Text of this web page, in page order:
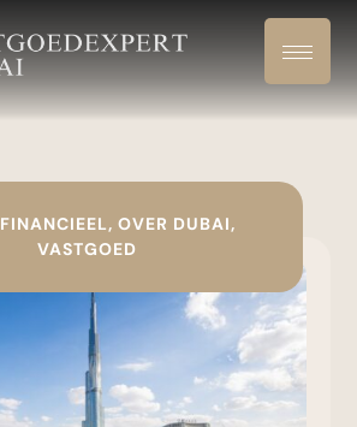
FINANCIEEL, OVER DUBAI,
VASTGOED